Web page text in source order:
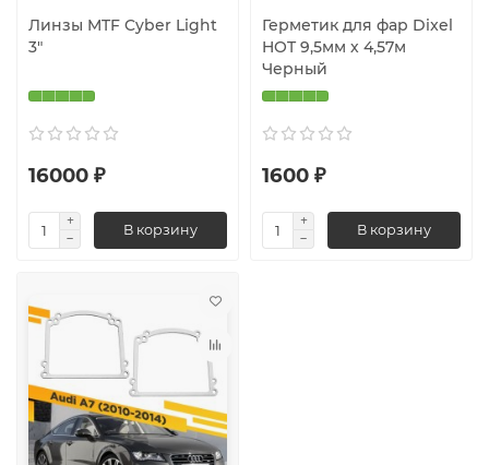
Линзы MTF Cyber Light
3″
16000 ₽
В корзину
Герметик для фар Dixel
HOT 9,5мм х 4,57м
Черный
1600 ₽
В корзину